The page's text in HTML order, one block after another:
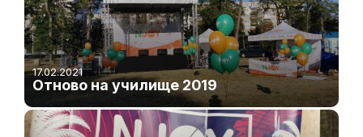
17.02.2021
Отново на училище 2019